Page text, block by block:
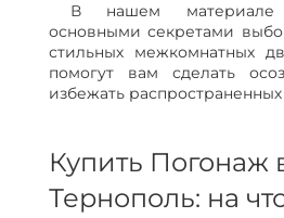
В нашем
основными секретами
стильных межкомнатных
помогут вам сделать
избежать
Купить Погонаж
Тернополь: на